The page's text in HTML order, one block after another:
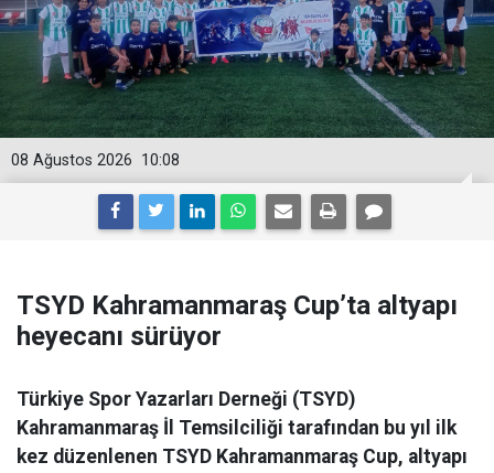
10:08
08 Ağustos 2026
TSYD Kahramanmaraş Cup’ta altyapı
heyecanı sürüyor
Türkiye Spor Yazarları Derneği (TSYD)
Kahramanmaraş İl Temsilciliği tarafından bu yıl ilk
kez düzenlenen TSYD Kahramanmaraş Cup, altyapı